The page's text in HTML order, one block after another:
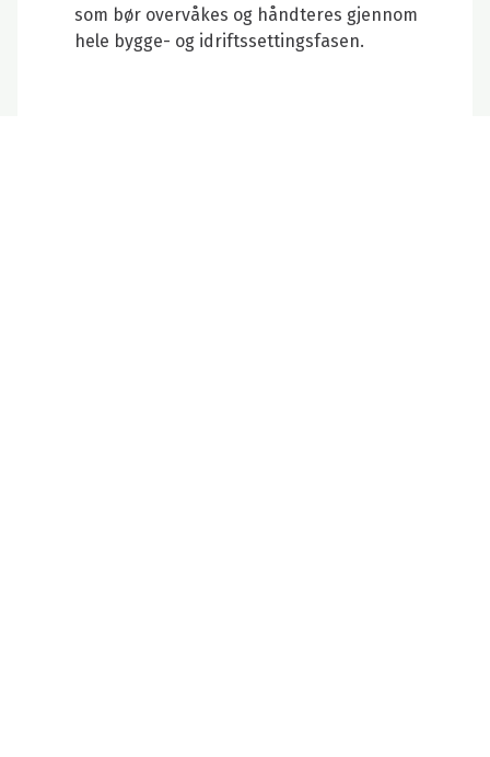
som bør overvåkes og håndteres gjennom
hele bygge- og idriftssettingsfasen.